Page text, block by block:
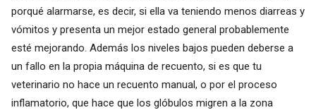
porqué alarmarse, es decir, si ella va teniendo menos diarreas y
vómitos y presenta un mejor estado general probablemente
esté mejorando. Además los niveles bajos pueden deberse a
un fallo en la propia máquina de recuento, si es que tu
veterinario no hace un recuento manual, o por el proceso
inflamatorio, que hace que los glóbulos migren a la zona